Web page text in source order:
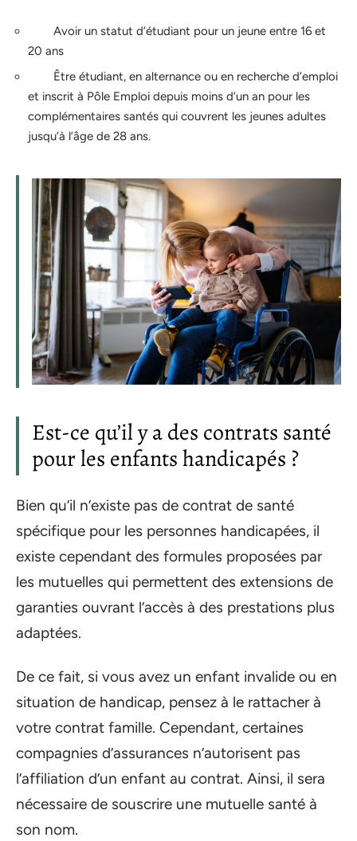
Avoir un statut d’étudiant pour un jeune entre 16 et
20 ans
Être étudiant, en alternance ou en recherche d’emploi
et inscrit à Pôle Emploi depuis moins d’un an pour les
complémentaires santés qui couvrent les jeunes adultes
jusqu’à l’âge de 28 ans.
Est-ce qu’il y a des contrats santé
pour les enfants handicapés ?
Bien qu’il n’existe pas de contrat de santé
spécifique pour les personnes handicapées, il
existe cependant des formules proposées par
les mutuelles qui permettent des extensions de
garanties ouvrant l’accès à des prestations plus
adaptées.
De ce fait, si vous avez un enfant invalide ou en
situation de handicap, pensez à le rattacher à
votre contrat famille. Cependant, certaines
compagnies d’assurances n’autorisent pas
l’affiliation d’un enfant au contrat. Ainsi, il sera
nécessaire de souscrire une mutuelle santé à
son nom.